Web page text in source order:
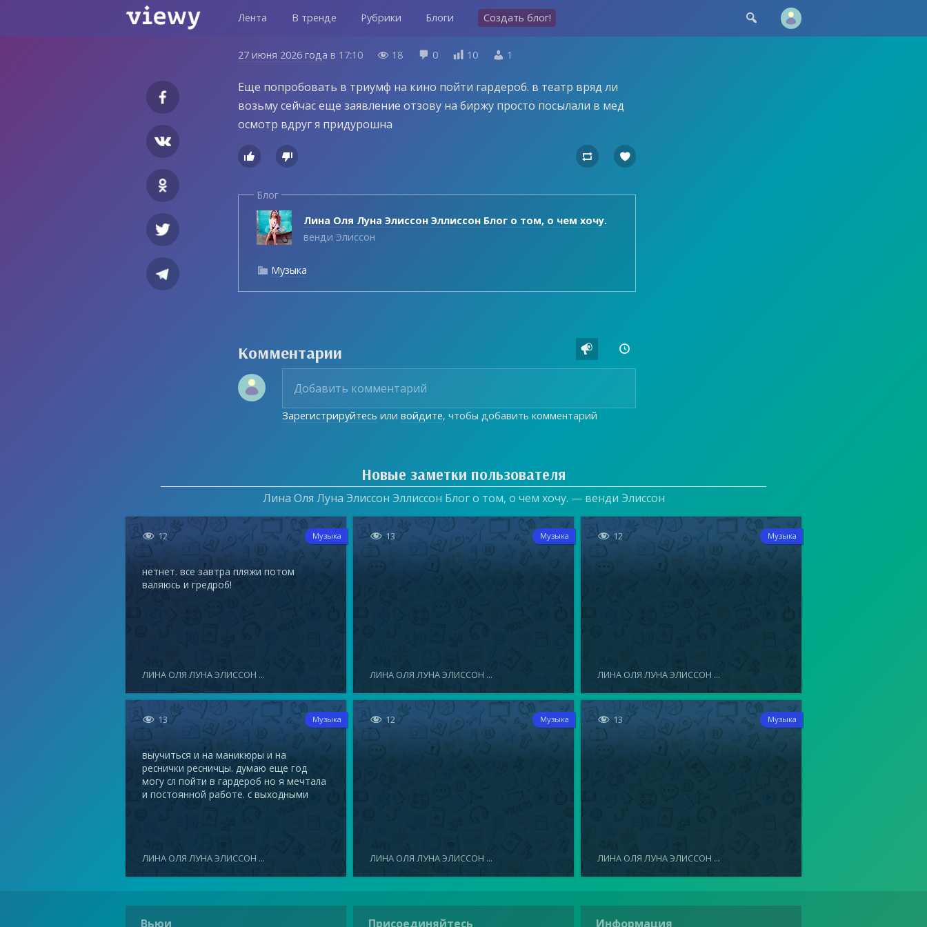
Лента В тренде Рубрики Блоги Создать блог! 
27 июня 2026 года в 17:10  18  0  10  1
Еще попробовать в триумф на кино пойти гардероб. в театр вряд ли
возьму сейчас еще заявление отзову на биржу просто посылали в мед
осмотр вдруг я придурошна
   
Блог
Лина Оля Луна Элиссон Эллиссон Блог о том, о чем хочу.
венди Элиссон
 Музыка
Комментарии  
Зарегистрируйтесь иливойдите, чтобы добавить комментарий
Новые заметки пользователя
Лина Оля Луна Элиссон Эллиссон Блог о том, о чем хочу. — венди Элиссон
 12 Музыка
нетнет. все завтра пляжи потом
валяюсь и гредроб!
ЛИНА ОЛЯ ЛУНА ЭЛИССОН ...
 13 Музыка
ЛИНА ОЛЯ ЛУНА ЭЛИССОН ...
 12 Музыка
ЛИНА ОЛЯ ЛУНА ЭЛИССОН ...
 13 Музыка
выучиться и на маникюры и на
реснички ресничцы. думаю еще год
могу сл пойти в гардероб но я мечтала
и постоянной работе. с выходными
ЛИНА ОЛЯ ЛУНА ЭЛИССОН ...
 12 Музыка
ЛИНА ОЛЯ ЛУНА ЭЛИССОН ...
 13 Музыка
ЛИНА ОЛЯ ЛУНА ЭЛИССОН ...
Вьюи Присоединяйтесь Информация